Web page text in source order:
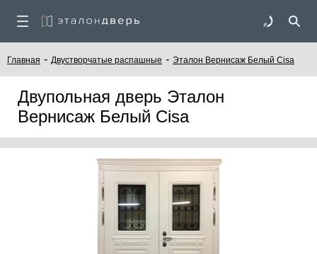
Главная - Двустворчатые распашные - Эталон Вернисаж Белый Cisa
Двупольная дверь Эталон
Вернисаж Белый Cisa